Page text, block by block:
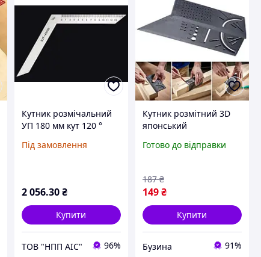
Кутник розмічальний
УП 180 мм кут 120 °
Під замовлення
2 056.30 ₴
Купити
ТОВ "НПП АІС" 96%
Кутник розмітний 3D
японський
кутовий шаблон
Готово до відправки
149₴
187 ₴
Купити
Бузина 91%